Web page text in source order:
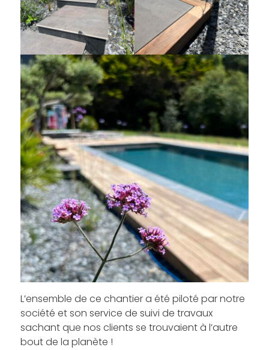
L’ensemble de ce chantier a été piloté par notre
société et son service de suivi de travaux
sachant que nos clients se trouvaient à l’autre
bout de la planète !